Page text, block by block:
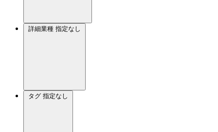
詳細業種 指定なし
タグ 指定なし